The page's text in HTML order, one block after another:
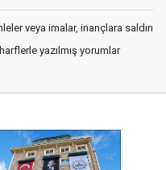
veya imalar, inançlara saldırı
yazılmış yorumlar